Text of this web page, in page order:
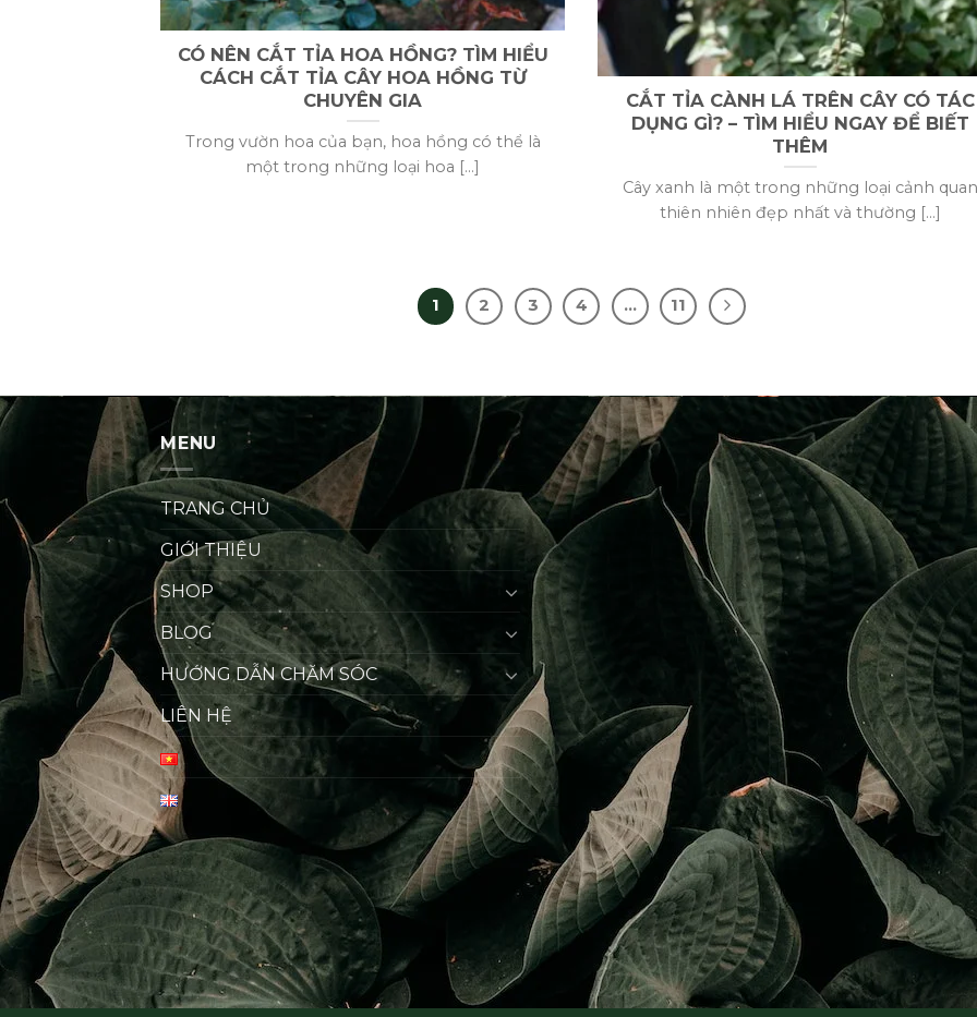
CÓ NÊN CẮT TỈA HOA HỒNG? TÌM HIỂU
CÁCH CẮT TỈA CÂY HOA HỒNG TỪ
CHUYÊN GIA
Trong vườn hoa của bạn, hoa hồng có thể là
một trong những loại hoa [...]
CẮT TỈA CÀNH LÁ TRÊN CÂY CÓ TÁC
DỤNG GÌ? – TÌM HIỂU NGAY ĐỂ BIẾT
THÊM
Cây xanh là một trong những loại cảnh quan
thiên nhiên đẹp nhất và thường [...]
1 2 3 4 … 11
MENU
TRANG CHỦ
GIỚI THIỆU
SHOP
BLOG
HƯỚNG DẪN CHĂM SÓC
LIÊN HỆ